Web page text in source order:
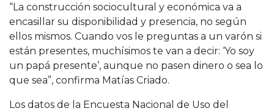
“La construcción sociocultural y económica va a
encasillar su disponibilidad y presencia, no según
ellos mismos. Cuando vos le preguntas a un varón si
están presentes, muchísimos te van a decir: ‘Yo soy
un papá presente’, aunque no pasen dinero o sea lo
que sea”, confirma Matías Criado.
Los datos de la Encuesta Nacional de Uso del